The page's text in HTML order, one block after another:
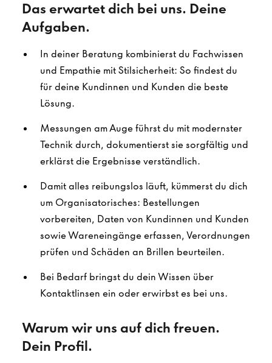
Das erwartet dich bei uns. Deine
Aufgaben.
In deiner Beratung kombinierst du Fachwissen
und Empathie mit Stilsicherheit: So findest du
für deine Kundinnen und Kunden die beste
Lösung.
Messungen am Auge führst du mit modernster
Technik durch, dokumentierst sie sorgfältig und
erklärst die Ergebnisse verständlich.
Damit alles reibungslos läuft, kümmerst du dich
um Organisatorisches: Bestellungen
vorbereiten, Daten von Kundinnen und Kunden
sowie Wareneingänge erfassen, Verordnungen
prüfen und Schäden an Brillen beurteilen.
Bei Bedarf bringst du dein Wissen über
Kontaktlinsen ein oder erwirbst es bei uns.
Warum wir uns auf dich freuen.
Dein Profil.